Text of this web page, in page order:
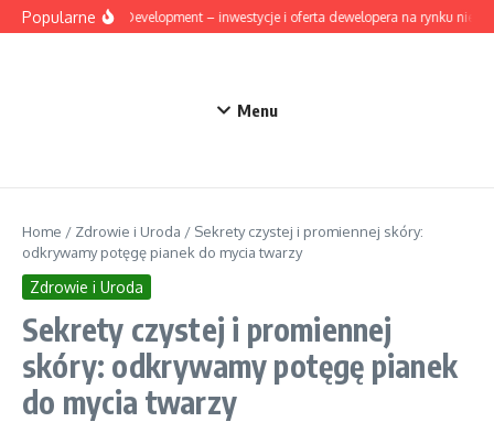
Przejdź do treści
PopularneMesta Development – inwestycje i oferta dewelopera na rynku
Menu
Home / Zdrowie i Uroda / Sekrety czystej i promiennej skóry:
odkrywamy potęgę pianek do mycia twarzy
Zdrowie i Uroda
Sekrety czystej i promiennej
skóry: odkrywamy potęgę pianek
do mycia twarzy